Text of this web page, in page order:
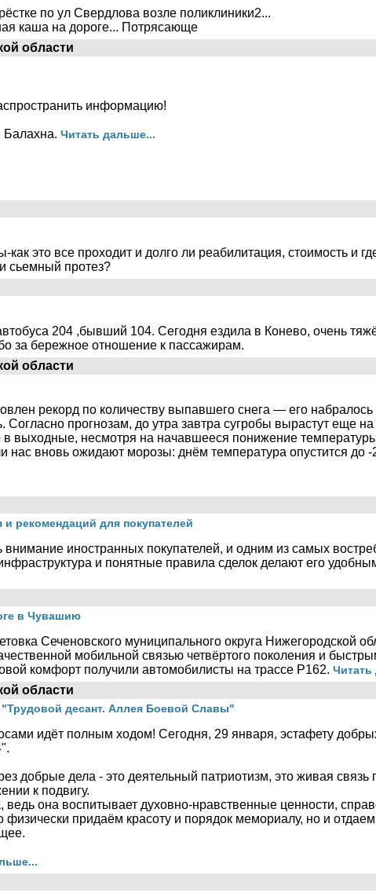
по ул Свердлова возле поликлиники2...
каша на дороге... Потрясающе
области
информацию!
Балахна. Читать дальше...
это все проходит и долго ли реабилитация, стоимость и
сьемный протез?
204 ,бывший 104. Сегодня ездила в Конево, очень
за бережное отношение к пассажирам.
области
рекорд по количеству выпавшего снега — его
Согласно прогнозам, до утра завтра сугробы вырастут еще
в выходные, несмотря на начавшееся понижение
нас вновь ожидают морозы: днём температура опустится до
рекомендаций для покупателей
иностранных покупателей, и одним из самых
и понятные правила сделок делают его
в Чувашию
Сеченовского муниципального округа Нижегородской
мобильной связью четвёртого поколения и
комфорт получили автомобилисты на трассе Р162. Читать
области
"Трудовой десант. Аллея Боевой Славы"
идёт полным ходом! Сегодня, 29 января, эстафету
добрые дела - это деятельный патриотизм, это живая
к подвигу.
ведь она воспитывает духовно-нравственные ценности,
физически придаём красоту и порядок мемориалу, но и